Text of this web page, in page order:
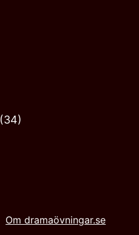
(34)
Om dramaövningar.se